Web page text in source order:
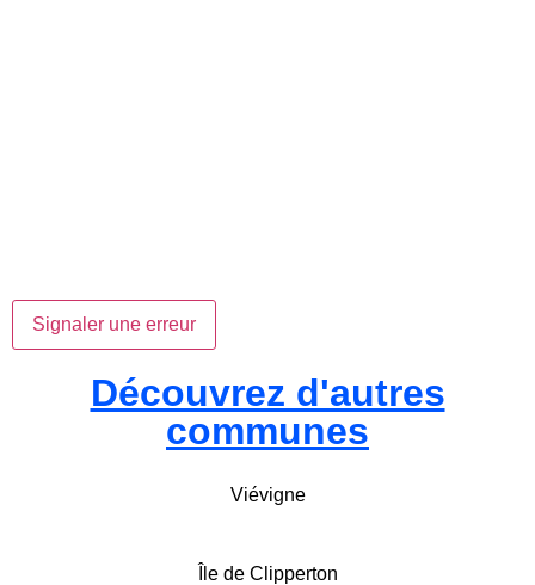
Signaler une erreur
Découvrez d'autres
communes
Viévigne
Île de Clipperton